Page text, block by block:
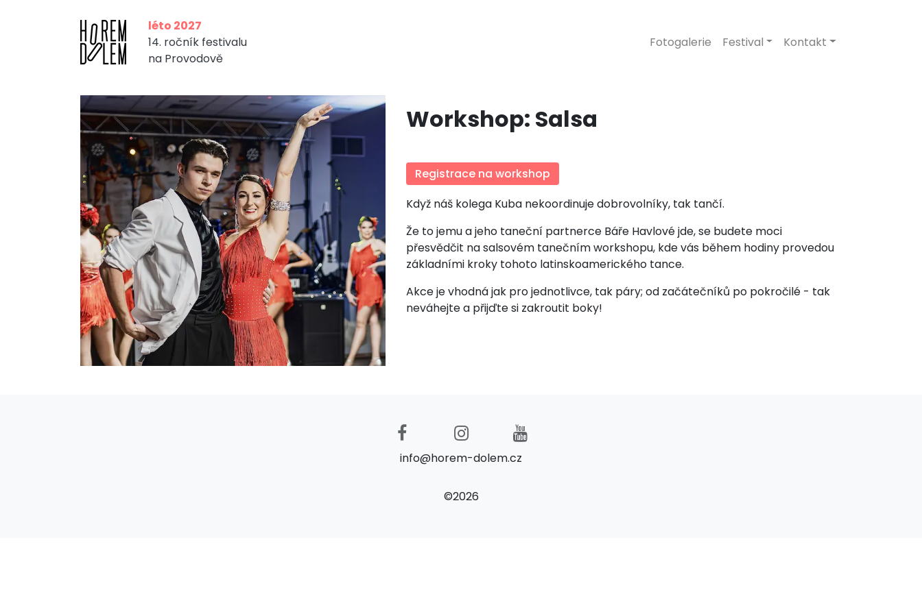
léto 2027
14. ročník festivalu
na Provodově
Fotogalerie Festival Kontakt
Workshop: Salsa
Registrace na workshop
Když náš kolega Kuba nekoordinuje dobrovolníky, tak tančí.
Že to jemu a jeho taneční partnerce Báře Havlové jde, se budete moci
přesvědčit na salsovém tanečním workshopu, kde vás během hodiny provedou
základními kroky tohoto latinskoamerického tance.
Akce je vhodná jak pro jednotlivce, tak páry; od začátečníků po pokročilé - tak
neváhejte a přijďte si zakroutit boky!
info@horem-dolem.cz
©2026